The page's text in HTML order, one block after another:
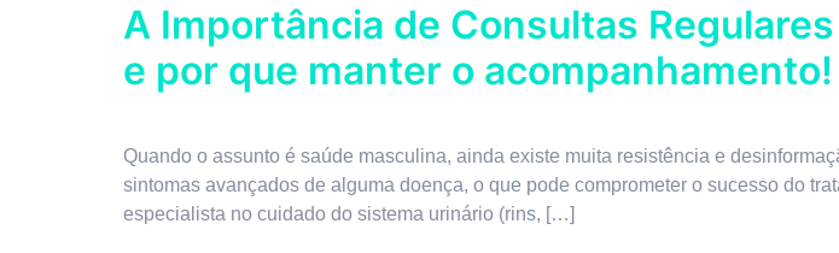
A Importância de Consultas
e por que manter o acompanhamento!
Quando o assunto é saúde masculina, ainda existe muita resistência e
sintomas avançados de alguma doença, o que pode comprometer o sucesso do
especialista no cuidado do sistema urinário (rins, […]